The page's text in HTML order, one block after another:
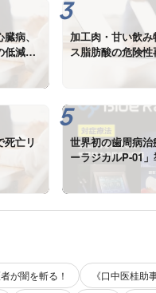
病、
低減に
加工肉・甘い飲
ス脂肪酸の危険性
死亡リ
世界初の歯周病
ーラジカルP-01
産が間に合わな
定)
が闇を斬る！
《口中医桂助